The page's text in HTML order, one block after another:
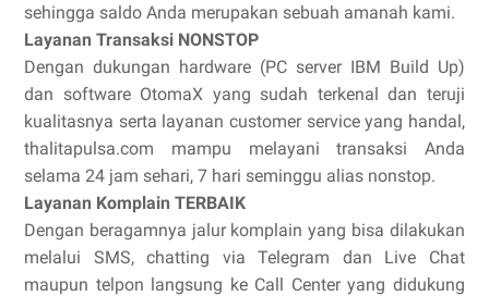
sehingga saldo Anda merupakan sebuah amanah kami.
Layanan Transaksi NONSTOP
Dengan dukungan hardware (PC server IBM Build Up)
dan software OtomaX yang sudah terkenal dan teruji
kualitasnya serta layanan customer service yang handal,
thalitapulsa.com mampu melayani transaksi Anda
selama 24 jam sehari, 7 hari seminggu alias nonstop.
Layanan Komplain TERBAIK
Dengan beragamnya jalur komplain yang bisa dilakukan
melalui SMS, chatting via Telegram dan Live Chat
maupun telpon langsung ke Call Center yang didukung